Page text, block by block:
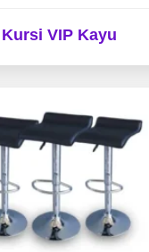
Kursi VIP Kayu